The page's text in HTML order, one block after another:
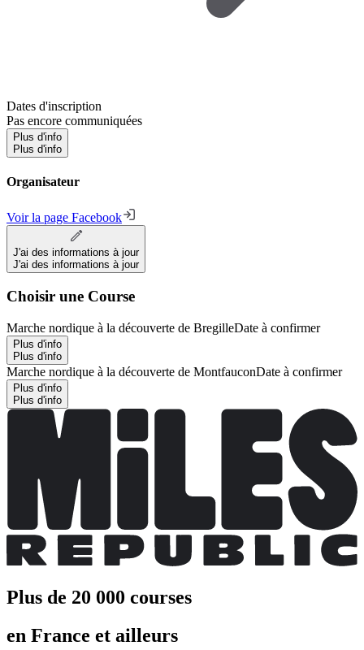
Dates d'inscription
Pas encore communiquées
Plus d'info
Plus d'info
Organisateur
Voir la page Facebook
J'ai des informations à jour
J'ai des informations à jour
Choisir une Course
Marche nordique à la découverte de BregilleDate à confirmer
Plus d'info
Plus d'info
Marche nordique à la découverte de MontfauconDate à confirmer
Plus d'info
Plus d'info
Plus de 20 000 courses
en France et ailleurs